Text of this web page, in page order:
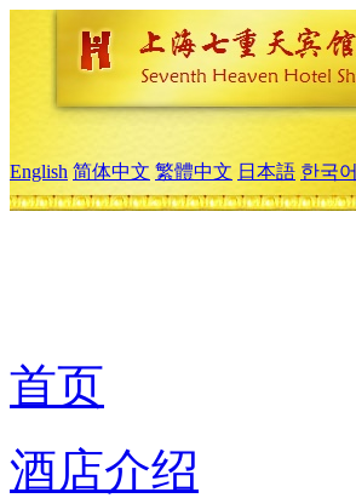
English 简体中文 繁體中文 日本語 한국어
首页
酒店介绍